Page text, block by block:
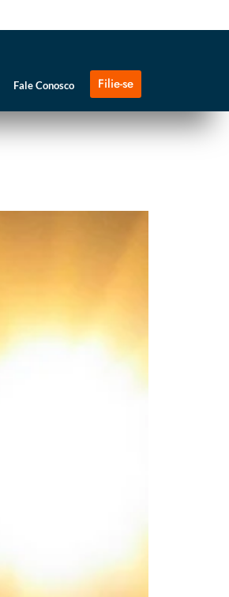
Fale Conosco Filie-se